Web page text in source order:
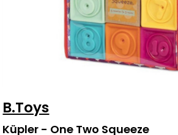
B.Toys
Küpler - One Two Squeeze